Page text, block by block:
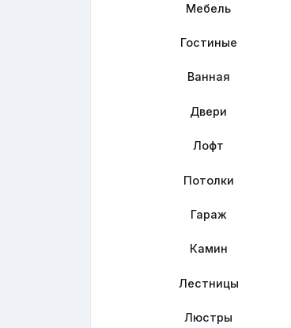
Мебель
Гостиные
Ванная
Двери
Лофт
Потолки
Гараж
Камин
Лестницы
Люстры